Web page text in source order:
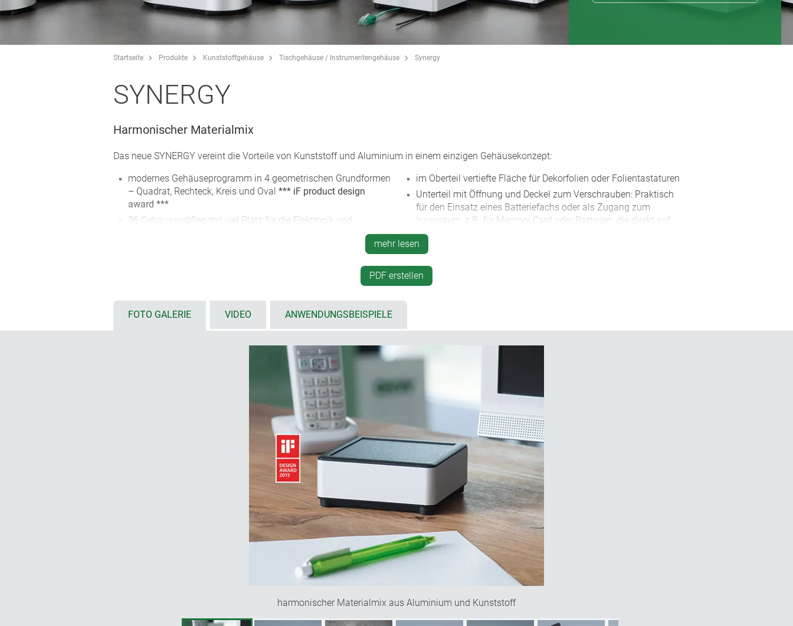
Startseite Produkte Kunststoffgehäuse Tischgehäuse / Instrumentengehäuse Synergy
SYNERGY
Harmonischer Materialmix
Das neue SYNERGY vereint die Vorteile von Kunststoff und Aluminium in einem einzigen Gehäusekonzept:
modernes Gehäuseprogramm in 4 geometrischen Grundformen
– Quadrat, Rechteck, Kreis und Oval *** iF product design
award ***
36 Gehäusegrößen mit viel Platz für die Elektronik und
Farbkombination: Aluminium silber eloxiert / Kunststoffteile
im Oberteil vertiefte Fläche für Dekorfolien oder Folientastaturen
Unterteil mit Öffnung und Deckel zum Verschrauben: Praktisch
für den Einsatz eines Batteriefachs oder als Zugang zum
Innenraum, z.B. für Memory Card oder Batterien, die direkt auf
der Platine befestigt sind; Batteriefach-Set, Batterie-Clips und
Knopfzellenhalter als Zubehör
Rundkabel bis ø 4 mm)
DESIGNER-STATEMENT
„Das Besondere an SYNERGY ist sein hochwertiges Erscheinungsbild. Von der ersten Überlegung an stand die Qualität der Materialien
Kunststoff und Aluminium im Mittelpunkt der Entwicklung. Die zeitlosen, geometrischen Grundformen, die dezent konturierten und
gefassten Bedienflächen sowie die intelligente Montagetechnik bilden Gehäuse, die den ästhetischen Ansprüchen Ihrer Kunden
entsprechen. Und da einzelne Elemente in der Länge individuell bearbeitet werden können, ist über die Vielfalt der Formen, Abmessungen
und funktionalen Varianten ein enormes Spektrum an Möglichkeiten entstanden: eine rundum anspruchsvolle Angelegenheit.“
Martin Nußberger, polyform Industrie Design
mehr lesen
PDF erstellen
FOTO GALERIE VIDEO ANWENDUNGSBEISPIELE
harmonischer Materialmix aus Aluminium und Kunststoff